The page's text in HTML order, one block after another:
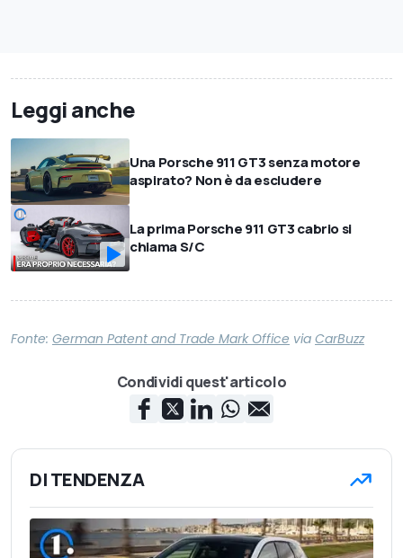
Leggi anche
Una Porsche 911 GT3 senza motore
aspirato? Non è da escludere
La prima Porsche 911 GT3 cabrio si
chiama S/C
Fonte: German Patent and Trade Mark Office via CarBuzz
Condividi quest'articolo
DI TENDENZA